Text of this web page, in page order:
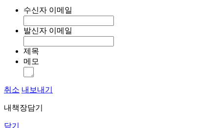
수신자 이메일
발신자 이메일
제목
메모
취소 내보내기
내책장담기
닫기